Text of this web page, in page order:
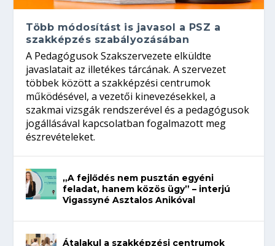
Több módosítást is javasol a PSZ a
szakképzés szabályozásában
A Pedagógusok Szakszervezete elküldte
javaslatait az illetékes tárcának. A szervezet
többek között a szakképzési centrumok
működésével, a vezetői kinevezésekkel, a
szakmai vizsgák rendszerével és a pedagógusok
jogállásával kapcsolatban fogalmazott meg
észrevételeket.
„A fejlődés nem pusztán egyéni
feladat, hanem közös ügy” – interjú
Vigassyné Asztalos Anikóval
Átalakul a szakképzési centrumok